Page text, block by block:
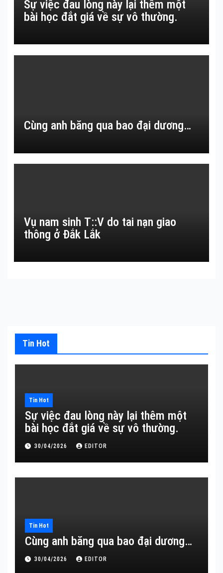
Sự việc đau lòng này lại thêm một
bài học đắt giá về sự vô thường.
Cùng anh băng qua bao đại dương…
Vụ nam sinh T::V do tai nạn giao
thông ở Đắk Lắk
Tin Hot
Tin Hot
Sự việc đau lòng này lại thêm một
bài học đắt giá về sự vô thường.
30/04/2026 EDITOR
Tin Hot
Cùng anh băng qua bao đại dương…
30/04/2026 EDITOR